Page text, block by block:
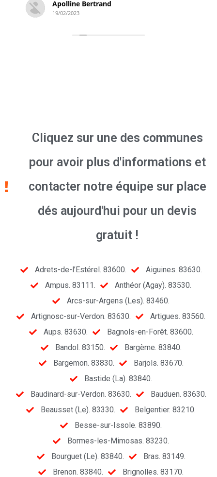
Simon Derambure
18/02/2023
Cliquez sur une des communes
pour avoir plus d'informations et
contacter notre équipe sur place
dés aujourd'hui pour un devis
gratuit !
Adrets-de-l’Estérel. 83600.
Aiguines. 83630.
Ampus. 83111.
Anthéor (Agay). 83530.
Arcs-sur-Argens (Les). 83460.
Artignosc-sur-Verdon. 83630.
Artigues. 83560.
Aups. 83630.
Bagnols-en-Forêt. 83600.
Bandol. 83150.
Bargème. 83840.
Bargemon. 83830.
Barjols. 83670.
Bastide (La). 83840.
Baudinard-sur-Verdon. 83630.
Bauduen. 83630.
Beausset (Le). 83330.
Belgentier. 83210.
Besse-sur-Issole. 83890.
Bormes-les-Mimosas. 83230.
Bourguet (Le). 83840.
Bras. 83149.
Brenon. 83840.
Brignolles. 83170.